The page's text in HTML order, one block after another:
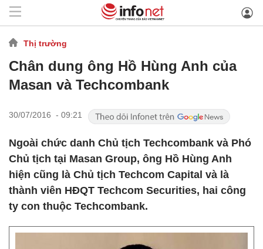
Thị trường
Chân dung ông Hồ Hùng Anh của
Masan và Techcombank
30/07/2016 - 09:21
Ngoài chức danh Chủ tịch Techcombank và Phó
Chủ tịch tại Masan Group, ông Hồ Hùng Anh
hiện cũng là Chủ tịch Techcom Capital và là
thành viên HĐQT Techcom Securities, hai công
ty con thuộc Techcombank.